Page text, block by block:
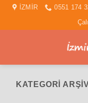
İçeriğeİZMİR 0551 174
KATEGORI